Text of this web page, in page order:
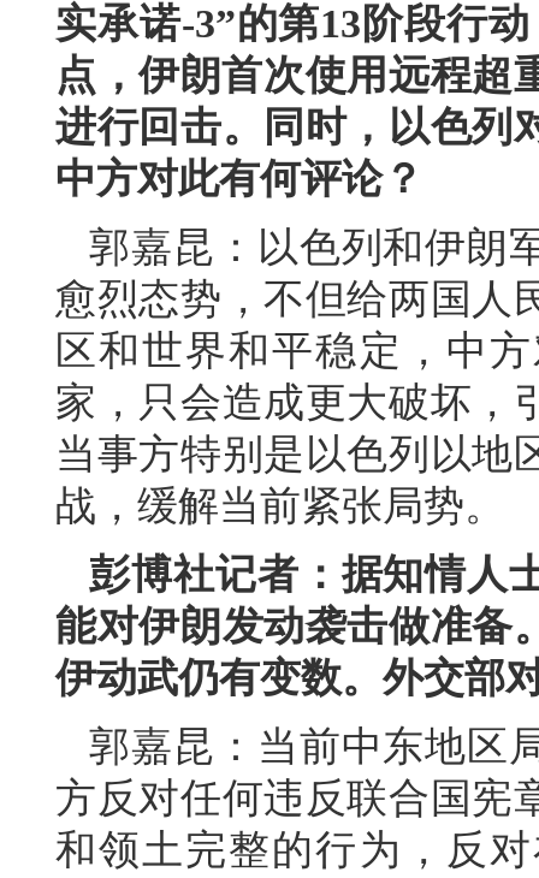
实承诺-3”的第13阶段行
点，伊朗首次使用远程超
进行回击。同时，以色列
中方对此有何评论？
郭嘉昆：以色列和伊朗
愈烈态势，不但给两国人
区和世界和平稳定，中
家，只会造成更大破坏，
当事方特别是以色列以地
战，缓解当前紧张局势。
彭博社记者：据知情人
能对伊朗发动袭击做准备
伊动武仍有变数。外交部
郭嘉昆：当前中东地区
方反对任何违反联合国宪
和领土完整的行为，反